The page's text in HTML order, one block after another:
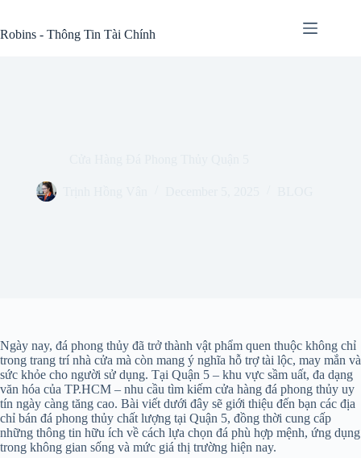
content
Robins - Thông Tin Tài Chính
Ngày nay, đá phong thủy đã trở thành vật phẩm quen thuộc không chỉ
trong trang trí nhà cửa mà còn mang ý nghĩa hỗ trợ tài lộc, may mắn và
sức khỏe cho người sử dụng. Tại Quận 5 – khu vực sầm uất, đa dạng
văn hóa của TP.HCM – nhu cầu tìm kiếm cửa hàng đá phong thủy uy
tín ngày càng tăng cao. Bài viết dưới đây sẽ giới thiệu đến bạn các địa
chỉ bán đá phong thủy chất lượng tại Quận 5, đồng thời cung cấp
những thông tin hữu ích về cách lựa chọn đá phù hợp mệnh, ứng dụng
trong không gian sống và mức giá thị trường hiện nay.